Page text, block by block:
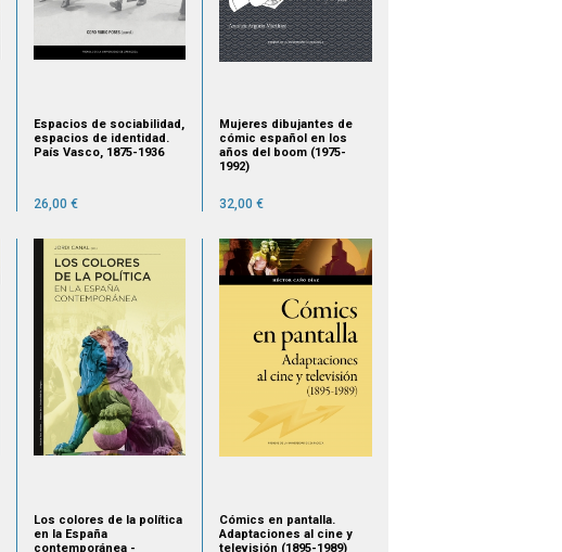
Espacios de sociabilidad,
espacios de identidad.
País Vasco, 1875-1936
26,00 €
Mujeres dibujantes de
cómic español en los
años del boom (1975-
1992)
32,00 €
Los colores de la política
en la España
contemporánea -
Cómics en pantalla.
Adaptaciones al cine y
televisión (1895-1989)